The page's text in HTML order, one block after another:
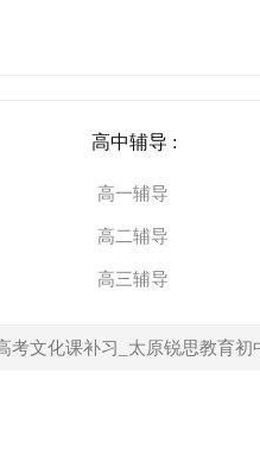
高中辅导 :
高一辅导
高二辅导
高三辅导
考文化课补习_太原锐思教育初